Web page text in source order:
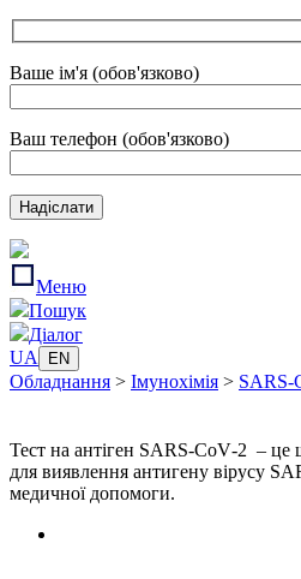
Ваше ім'я (обов'язково)
Ваш телефон (обов'язково)
Меню
Пошук
Діалог
UA
EN
Обладнання > Імунохімія > SARS-
Тест на антіген SARS‑CoV‑2 –
для виявлення антигену вірусу
медичної допомоги.